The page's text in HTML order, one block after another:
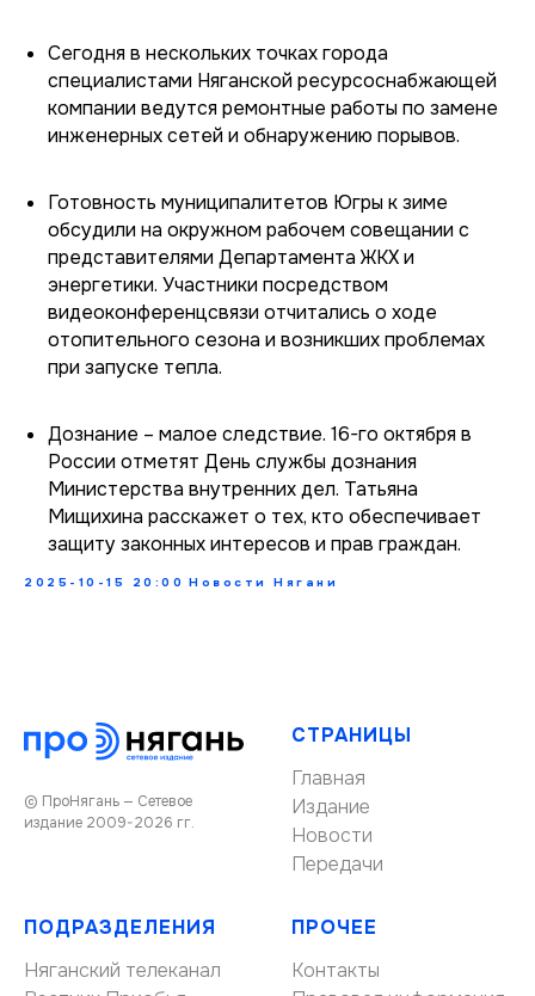
Сегодня в нескольких точках города
специалистами Няганской ресурсоснабжающей
компании ведутся ремонтные работы по замене
инженерных сетей и обнаружению порывов.
Готовность муниципалитетов Югры к зиме
обсудили на окружном рабочем совещании с
представителями Департамента ЖКХ и
энергетики. Участники посредством
видеоконференцсвязи отчитались о ходе
отопительного сезона и возникших проблемах
при запуске тепла.
Дознание – малое следствие. 16-го октября в
России отметят День службы дознания
Министерства внутренних дел. Татьяна
Мищихина расскажет о тех, кто обеспечивает
защиту законных интересов и прав граждан.
2025-10-15 20:00 Новости Нягани
© ПроНягань — Сетевое
издание 2009-2026 гг.
СТРАНИЦЫ
Главная
Издание
Новости
Передачи
ПОДРАЗДЕЛЕНИЯ
Няганский телеканал
ПРОЧЕЕ
Контакты